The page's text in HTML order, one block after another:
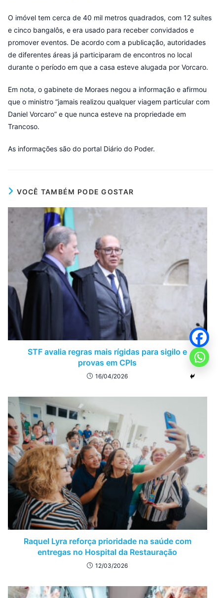
O imóvel tem cerca de 40 mil metros quadrados, com 12 suítes
e cinco bangalôs, e era usado para receber convidados e
promover eventos. De acordo com a publicação, autoridades
de diferentes áreas já participaram de encontros no local
durante o período em que a casa esteve alugada por Vorcaro.
Em nota, o gabinete de Moraes negou a informação e afirmou
que o ministro “jamais realizou qualquer viagem particular com
Daniel Vorcaro” e que nunca esteve na propriedade em
Trancoso.
As informações são do portal Diário do Poder.
VOCÊ TAMBÉM PODE GOSTAR
STF avalia regras mais rígidas para sigilo e
provas em CPIs
16/04/2026
Raquel Lyra reforça prioridade na saúde com
entregas no Hospital da Restauração
12/03/2026